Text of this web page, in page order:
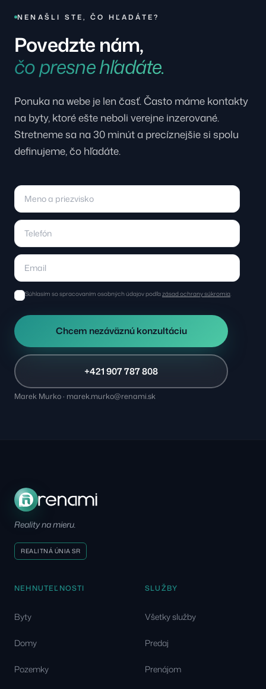
NENAŠLI STE, ČO HĽADÁTE?
Povedzte nám,
čo presne hľadáte.
Ponuka na webe je len časť. Často máme kontakty
na byty, ktoré ešte neboli verejne inzerované.
Stretneme sa na 30 minút a precíznejšie si spolu
definujeme, čo hľadáte.
Súhlasím so spracovaním osobných údajov podľazásad ochrany súkromia.
Chcem nezáväznú konzultáciu
+421 907 787 808
Marek Murko · marek.murko@renami.sk
Reality na mieru.
REALITNÁ ÚNIA SR
NEHNUTEĽNOSTI
Byty
Domy
Pozemky
SLUŽBY
Všetky služby
Predaj
Prenájom